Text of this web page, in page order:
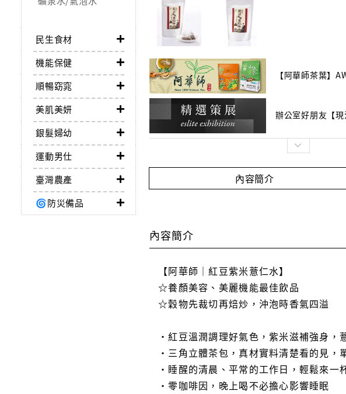
民生食材
機能保健
順暢窈窕
美肌美妍
銀髮婦幼
運動男仕
臺灣農產
🌀防災備品
【阿華師茶葉】
辦公室好朋友【現
內容簡介
內容簡介
【阿華師｜紅豆紫米薏仁水】
☆養顏美容、美麗機能最佳飲品
☆穀物先裁切再焙炒，沖泡時香氣四溢
・紅豆溫潤調理好氣色，紫米滋補強身
・三角立體茶包，真材實料清楚看的見
・睡醒的清晨、平常的工作日，輕鬆來一
・零咖啡因，晚上喝不必擔心影響睡眠